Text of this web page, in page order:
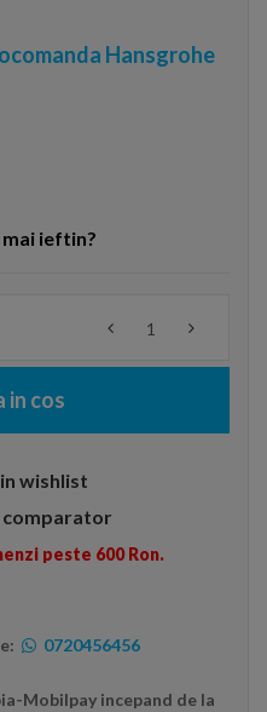
Hansgrohe
ieftin?
in cos
wishlist
comparator
peste 600 Ron.
0720456456
Mobilpay incepand de la